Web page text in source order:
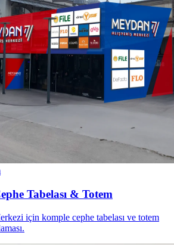
Tabelası & Totem
için komple cephe tabelası ve totem